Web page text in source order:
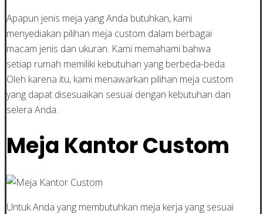
Apapun jenis meja yang Anda butuhkan, kami
menyediakan pilihan meja custom dalam berbagai
macam jenis dan ukuran. Kami memahami bahwa
setiap rumah memiliki kebutuhan yang berbeda-beda.
Oleh karena itu, kami menawarkan pilihan meja custom
yang dapat disesuaikan sesuai dengan kebutuhan dan
selera Anda.
Meja Kantor Custom
Untuk Anda yang membutuhkan meja kerja yang sesuai